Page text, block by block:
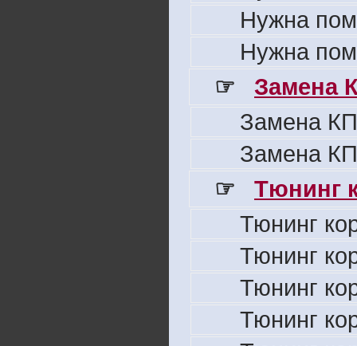
Нужна
Нужна
☞
Замена
Замена
Замена
☞
Тюнинг
Тюнинг
Тюнинг
Тюнинг
Тюнинг